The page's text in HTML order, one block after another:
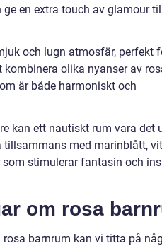
en extra touch av glamour
och lugn atmosfär, perfekt
olika nyanser av
är både harmoniskt och
kan ett nautiskt rum vara det
tillsammans med marinblått,
stimulerar fantasin och
om rosa
barnrum kan vi titta på